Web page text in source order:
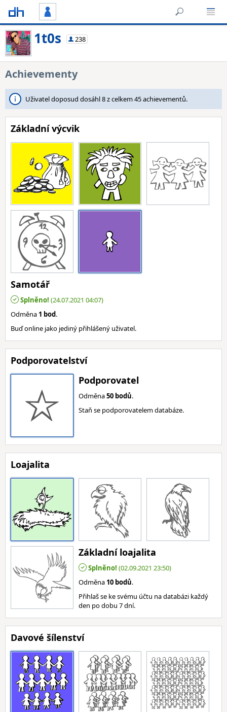
1t0s 238
Achievementy
Uživatel doposud dosáhl 8 z celkem 45 achievementů.
Základní výcvik
Samotář
Splněno! (24.07.2021 04:07)
Odměna 1 bod.
Buď online jako jediný přihlášený uživatel.
Podporovatelství
Podporovatel
Odměna50 bodů.
Staň se podporovatelem databáze.
Loajalita
Základní loajalita
Splněno! (02.09.2021 23:50)
Odměna 10 bodů.
Přihlaš se ke svému účtu na databázi každý
den po dobu 7 dní.
Davové šílenství